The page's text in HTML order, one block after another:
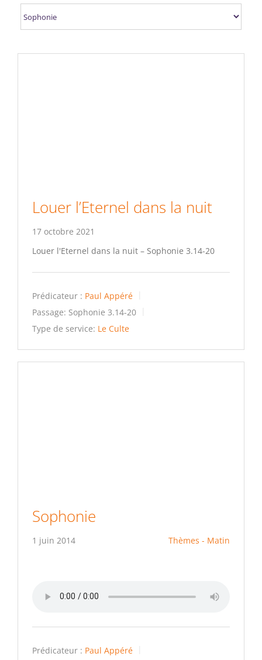
Louer l’Eternel dans la nuit
17 octobre 2021
Louer l'Eternel dans la nuit – Sophonie 3.14-20
Prédicateur : Paul Appéré
Passage: Sophonie 3.14-20
Type de service: Le Culte
Sophonie
1 juin 2014 Thèmes - Matin
Prédicateur : Paul Appéré